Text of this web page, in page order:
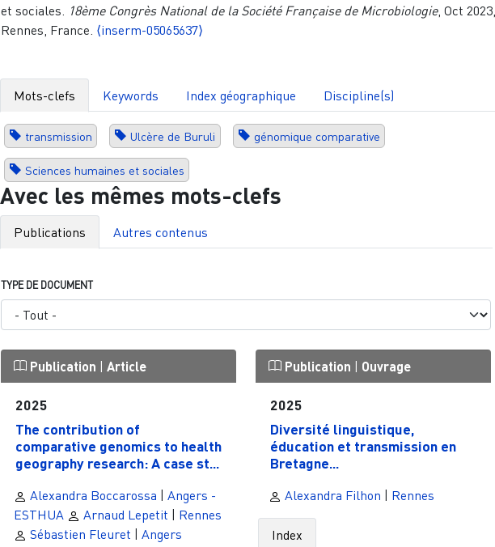
et sociales.
18ème Congrès National de la Société Française de Microbiologie, Oct 2023,
Rennes, France. ⟨inserm-05065637⟩
Mots-clefs Keywords Index géographique Discipline(s)
transmission Ulcère de Buruli génomique comparative
Sciences humaines et sociales
Avec les mêmes mots-clefs
Publications Autres contenus
TYPE DE DOCUMENT
Publication |Article
2025
The contribution of
comparative genomics to health
geography research: A case st...
Alexandra Boccarossa |Angers -
ESTHUA
Arnaud Lepetit | Rennes
Sébastien Fleuret |Angers
Publication | Ouvrage
2025
Diversité linguistique,
éducation et transmission en
Bretagne...
Alexandra Filhon | Rennes
Index